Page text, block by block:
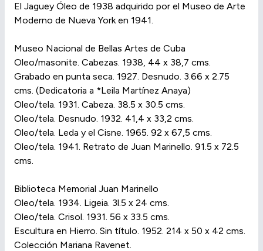
El Jaguey Óleo de 1938 adquirido por el Museo de Arte
Moderno de Nueva York en 1941.
Museo Nacional de Bellas Artes de Cuba
Oleo/masonite. Cabezas. 1938, 44 x 38,7 cms.
Grabado en punta seca. 1927. Desnudo. 3.66 x 2.75
cms. (Dedicatoria a *Leila Martínez Anaya)
Oleo/tela. 1931. Cabeza. 38.5 x 30.5 cms.
Oleo/tela. Desnudo. 1932. 41,4 x 33,2 cms.
Oleo/tela. Leda y el Cisne. 1965. 92 x 67,5 cms.
Oleo/tela. 1941. Retrato de Juan Marinello. 91.5 x 72.5
cms.
Biblioteca Memorial Juan Marinello
Oleo/tela. 1934. Ligeia. 3l.5 x 24 cms.
Oleo/tela. Crisol. 1931. 56 x 33.5 cms.
Escultura en Hierro. Sin título. 1952. 214 x 50 x 42 cms.
Colección Mariana Ravenet.